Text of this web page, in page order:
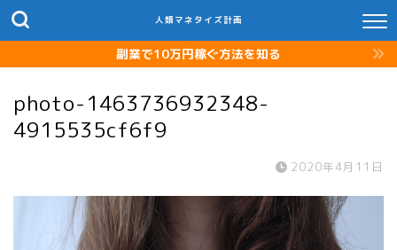
人類マネタイズ計画
副業で10万円稼ぐ方法を知る
photo-1463736932348-
4915535cf6f9
2020年4月11日